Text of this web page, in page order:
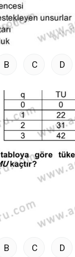
B C D
B C D